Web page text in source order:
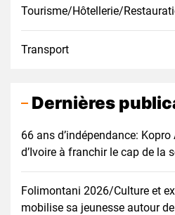
Tourisme/Hôtellerie/
Transport
Dernières
66 ans d’indépendance:
d’Ivoire à franchir le cap de la
Folimontani 2026/Culture et
mobilise sa jeunesse autour